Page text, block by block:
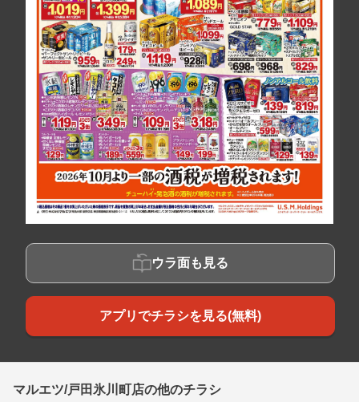
ウラ面も見る
アプリでチラシを見る(無料)
マルエツ/戸田氷川町店の他のチラシ